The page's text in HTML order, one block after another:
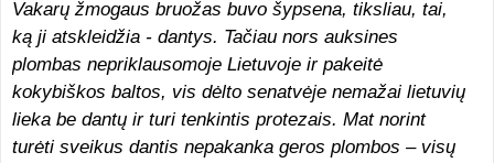
Vakarų žmogaus bruožas buvo šypsena, tiksliau, tai,
ką ji atskleidžia - dantys. Tačiau nors auksines
plombas nepriklausomoje Lietuvoje ir pakeitė
kokybiškos baltos, vis dėlto senatvėje nemažai lietuvių
lieka be dantų ir turi tenkintis protezais. Mat norint
turėti sveikus dantis nepakanka geros plombos – visų